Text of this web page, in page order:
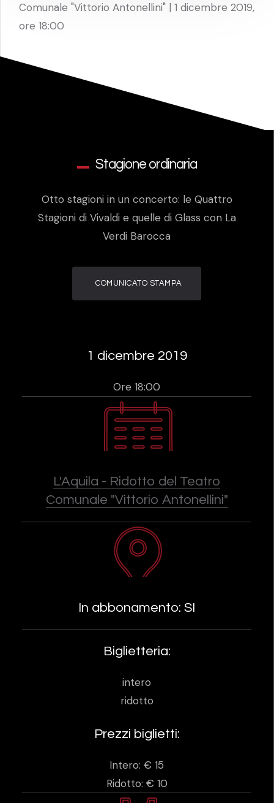
Comunale "Vittorio Antonellini" | 1 dicembre 2019,
ore 18:00
Stagione ordinaria
Otto stagioni in un concerto: le Quattro
Stagioni di Vivaldi e quelle di Glass con La
Verdi Barocca
COMUNICATO STAMPA
1 dicembre 2019
Ore 18:00
L'Aquila - Ridotto del Teatro
Comunale "Vittorio Antonellini"
In abbonamento: SI
Biglietteria:
intero
ridotto
Prezzi biglietti:
Intero: € 15
Ridotto: € 10